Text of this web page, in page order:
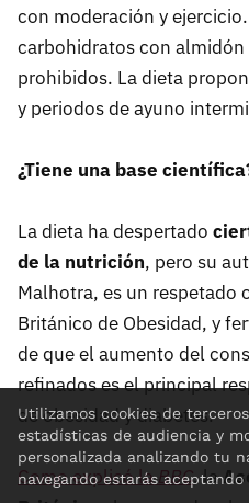
con moderación y
carbohidratos con almidón
prohibidos. La dieta
y periodos de ayuno
¿Tiene una base
La dieta ha despertado
de la nutrición, pero su
Malhotra, es un respetado
Británico de Obesidad, y
de que el aumento del
refinados es el principal
de obesidad y diabetes.
Como explicó laBBC, la
Utilizamos cookies de
estadísticas de audiencia y
personalizada analizando tu
navegando estarás